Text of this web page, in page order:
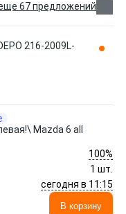
67 предложений
216-2009L-
Mazda 6 all
100%
1 шт.
сегодня в 11:15
В корзину